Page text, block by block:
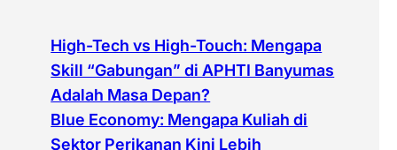
High-Tech vs High-Touch: Mengapa
Skill “Gabungan” di APHTI Banyumas
Adalah Masa Depan?
Blue Economy: Mengapa Kuliah di
Sektor Perikanan Kini Lebih